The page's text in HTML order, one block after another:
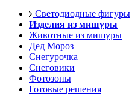
Светодиодные фигуры
Изделия из мишуры
Животные из мишуры
Дед Мороз
Снегурочка
Снеговики
Фотозоны
Готовые решения